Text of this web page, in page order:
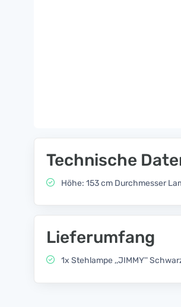
Technische
Höhe: 153 cm Durchmesser
Lieferumfang
1x Stehlampe ,,JIMMY''